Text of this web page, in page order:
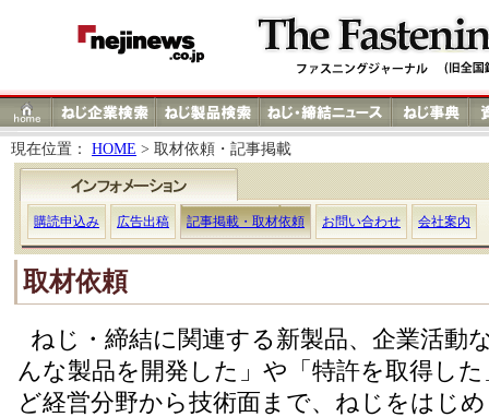
現在位置： HOME > 取材依頼・記事掲載
購読申込み 広告出稿 記事掲載・取材依頼 お問い合わせ 会社案内
取材依頼
ねじ・締結に関連する新製品、企業活動
んな製品を開発した」や「特許を取得し
ど経営分野から技術面まで、ねじをはじ